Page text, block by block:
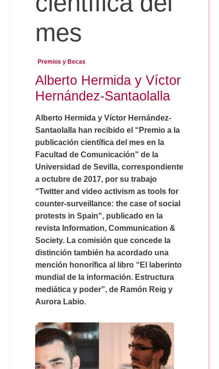
Reservas
Calendario Lectivo
Horarios
Periodismo
Comunicación Audiovisual
Doble Grado PER/CAV
Exámenes Grado
Periodismo
Publicidad y RR.PP
Comunicación Audiovisual
Doble Grado PER/CAV
Secretaría Virtual
#YoPractico
Boletines
mes
Premios y Becas
Alberto Hermida y Víctor
Hernández-Santaolalla
Alberto Hermida y Víctor Hernández-
Santaolalla han recibido el “Premio a la
publicación científica del mes en la
Facultad de Comunicación” de la
Universidad de Sevilla, correspondiente
a octubre de 2017, por su trabajo
“Twitter and video activism as tools for
counter-surveillance: the case of social
protests in Spain", publicado en la
revista Information, Communication &
Society. La comisión que concede la
distinción también ha acordado una
mención honorífica al libro “El laberinto
mundial de la información. Estructura
mediática y poder”, de Ramón Reig y
Aurora Labio.